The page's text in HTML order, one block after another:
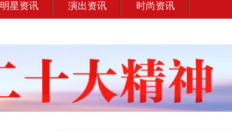
明星资讯 演出资讯 时尚资讯